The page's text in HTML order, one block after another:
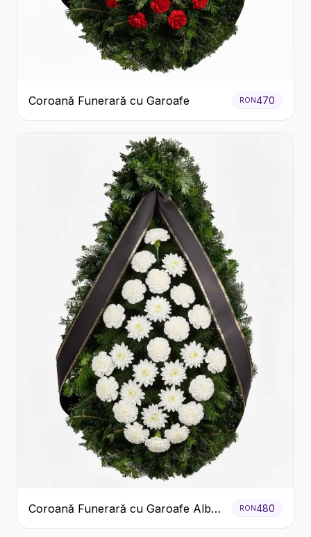
Coroană Funerară cu Garoafe RON 470
Coroană Funerară cu Garoafe Albe
și Crizanteme
RON480